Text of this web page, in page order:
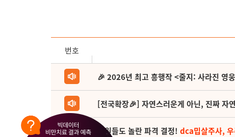
번호
🎉 2026년 최고 흥행작 <줄지: 사라진 영
[전국확장🎉] 자연스러운게 아닌, 진짜 자
직원들도 놀란 파격 결정! dca밉살주사,